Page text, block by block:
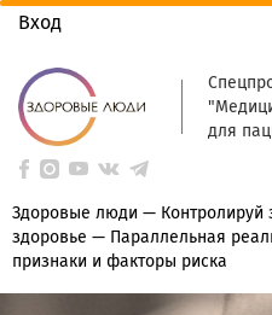
Вход
для
Здоровые люди — Контролируй
здоровье — Параллельная
признаки и факторы риска